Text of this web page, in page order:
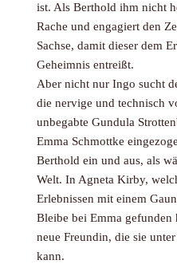
ist. Als Berthold ihm nicht
Rache und engagiert den
Sachse, damit dieser dem
Geheimnis entreißt.
Aber nicht nur Ingo sucht
die nervige und technisch
unbegabte Gundula
Emma Schmottke
Berthold ein und aus, als
Welt. In Agneta Kirby,
Erlebnissen mit einem
Bleibe bei Emma gefunden
neue Freundin, die sie
kann.